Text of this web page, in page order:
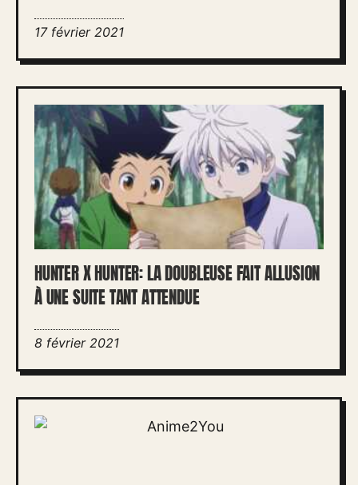
17 février 2021
HUNTER X HUNTER: LA DOUBLEUSE FAIT ALLUSION
À UNE SUITE TANT ATTENDUE
8 février 2021